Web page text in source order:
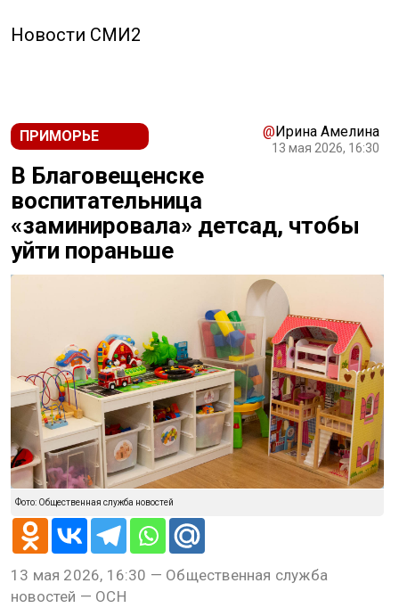
Новости СМИ2
ПРИМОРЬЕ @Ирина Амелина
13 мая 2026, 16:30
В Благовещенске
воспитательница
«заминировала» детсад, чтобы
уйти пораньше
Фото: Общественная служба новостей
13 мая 2026, 16:30 — Общественная служба
новостей — ОСН